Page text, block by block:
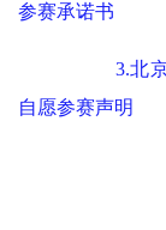
参赛承诺书
3.北
自愿参赛声明